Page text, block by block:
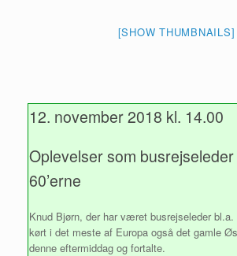
[SHOW THUMBNAILS]
12. november 2018 kl. 14.00
Oplevelser som
60’erne
Knud Bjørn, der har været busrejseleder
kørt i det meste af Europa også det gamle
denne eftermiddag og fortalte.